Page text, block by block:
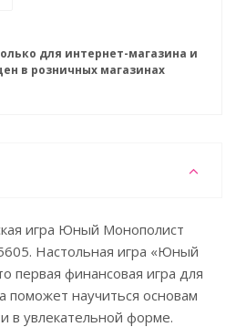
для интернет-магазина и
в розничных магазинах
игра Юный Монополист
Настольная игра «Юный
первая финансовая игра для
поможет научиться основам
в увлекательной форме.